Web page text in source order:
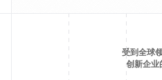
受到全球
创新企业